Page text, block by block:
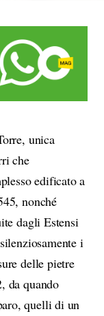
unica
che
edificato a
nonché
dagli Estensi
i
delle pietre
da quando
quelli di un